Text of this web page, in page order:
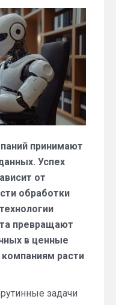
принимают
Успех
от
обработки
превращают
в ценные
расти
задачи